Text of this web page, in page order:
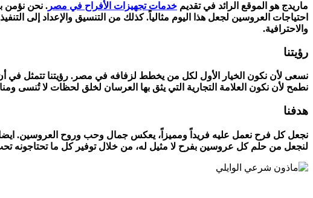
ماريدج هو الموقع الرائد في تقديم خدمات تجهيزات الأفراح في مصر . نحن نؤمن
احتياجات العروسين لجعل هذا اليوم مثالياً. كذلك من التنسيق والإعداد إلى
والاحترافية.
رؤيتنا
نسعى لأن نكون الخيار الأول لكل من يخطط لزفافه في مصر. رؤيتنا تتمثل في أن
نطمح لأن نكون العلامة التجارية التي يثق بها العرسان لخلق لحظات لا تُنسى
هدفنا
نجعل كل فرح نعمل عليه فريداً ومميزاً، يعكس جمال وحب وروح العروسين. ايضا
لنجعل من حلم كل عروسين بفرح لا مثيل له، من خلال توفير كل ما تحتاجونه